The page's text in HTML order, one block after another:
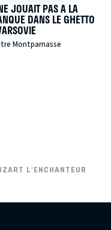
JOUAIT PAS A LA
DANS LE GHETTO
Montparnasse
L'ENCHANTEUR